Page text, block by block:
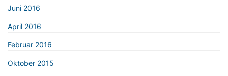
Juni 2016
April 2016
Februar 2016
Oktober 2015